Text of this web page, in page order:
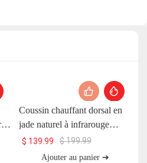
Coussin chauffant dorsal en
jade naturel à infrarouge
lointain UTK, H11S2
$ 139.99 $199.99
Ajouter au panier ➔